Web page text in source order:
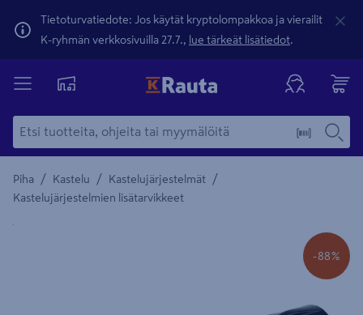
Tietoturvatiedote: Jos käytät kryptolompakkoa ja vierailit
K-ryhmän verkkosivuilla 27.7., lue tärkeät lisätiedot.
Piha / Kastelu / Kastelujärjestelmät /
Kastelujärjestelmien lisätarvikkeet
Yksityiskohtainen kuvaus löytyy Tuotteen kuvaus -
-88%